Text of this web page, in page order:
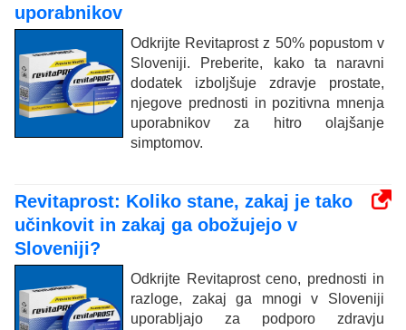
uporabnikov
Odkrijte Revitaprost z 50% popustom v
Sloveniji. Preberite, kako ta naravni
dodatek izboljšuje zdravje prostate,
njegove prednosti in pozitivna mnenja
uporabnikov za hitro olajšanje
simptomov.
Revitaprost: Koliko stane, zakaj je tako
učinkovit in zakaj ga obožujejo v
Sloveniji?
Odkrijte Revitaprost ceno, prednosti in
razloge, zakaj ga mnogi v Sloveniji
uporabljajo za podporo zdravju